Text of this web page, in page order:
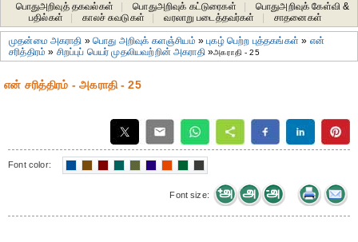
பொதுஅறிவுத் தகவல்கள் பொதுஅறிவுக் கட்டுரைகள்
பொதுஅறிவுக் கேள்வி &
பதில்கள்
காலச் சுவடுகள் வரலாறு படைத்தவர்கள் சாதனைகள்‎
முதன்மை அகராதி »பொது அறிவுக் களஞ்சியம் »புகழ் பெற்ற புத்தகங்கள் » என்
சரித்திரம் » சிறப்புப் பெயர் முதலியவற்றின் அகராதி»அகராதி - 25
என் சரித்திரம் - அகராதி - 25
Font color:
Font size: